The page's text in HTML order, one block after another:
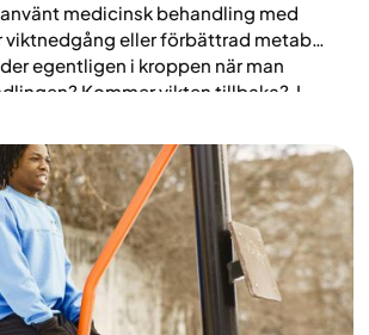
medicinsk behandling med
eller förbättrad metabol
egentligen i kroppen när man
Kommer vikten tillbaka? I
hända när man slutar med Ozempic
vilka faktorer som påverkar